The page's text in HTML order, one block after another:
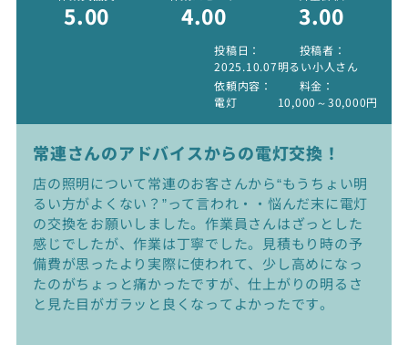
5.00 4.00 3.00
投稿日
2025.10.07
投稿者
明るい小人さん
依頼内容
電灯
料金
10,000～30,000円
常連さんのアドバイスからの電灯交換！
店の照明について常連のお客さんから“もうちょい明
るい方がよくない？”って言われ・・悩んだ末に電灯
の交換をお願いしました。作業員さんはざっとした
感じでしたが、作業は丁寧でした。見積もり時の予
備費が思ったより実際に使われて、少し高めになっ
たのがちょっと痛かったですが、仕上がりの明るさ
と見た目がガラッと良くなってよかったです。